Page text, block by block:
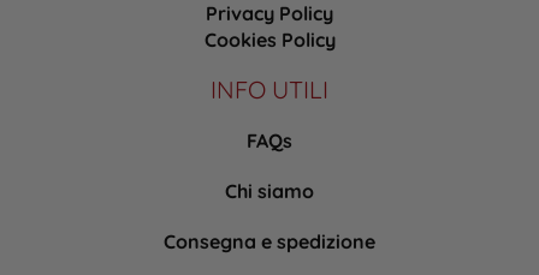
Privacy Policy
Cookies Policy
INFO UTILI
FAQs
Chi siamo
Consegna e spedizione